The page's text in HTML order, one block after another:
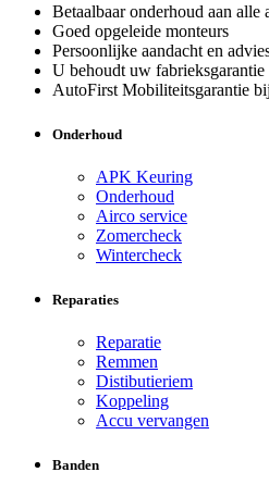
Betaalbaar onderhoud aan alle
Goed opgeleide monteurs
Persoonlijke aandacht en
U behoudt uw fabrieksgarantie
AutoFirst Mobiliteitsgarantie
Onderhoud
APK Keuring
Onderhoud
Airco service
Zomercheck
Wintercheck
Reparaties
Reparatie
Remmen
Distibutieriem
Koppeling
Accu vervangen
Banden